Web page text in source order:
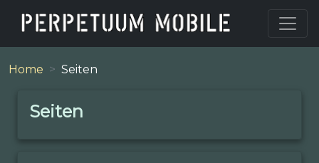
Home Seiten
Seiten